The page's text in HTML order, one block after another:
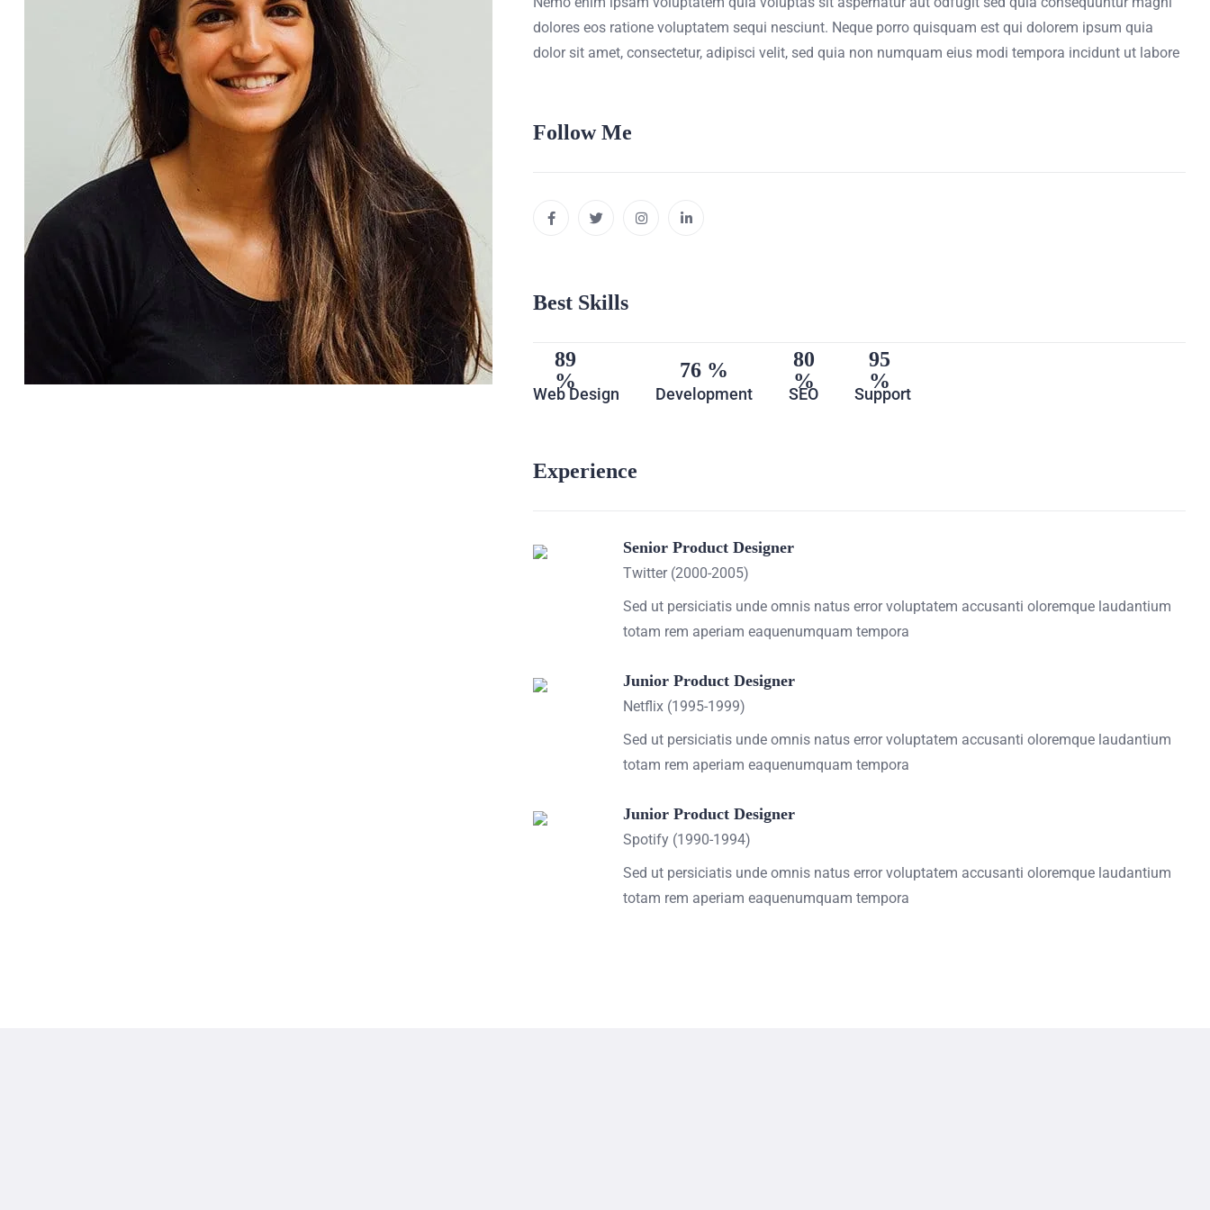
dolores eos ratione voluptatem sequi nesciunt. Neque porro quisquam est qui dolorem ipsum quia
dolor sit amet, consectetur, adipisci velit, sed quia non numquam eius modi tempora incidunt ut labore
Follow Me
Best Skills
89
Web Design
76
Development
80
SEO
95
Support
Experience
Senior Product Designer
Twitter (2000-2005)
Sed ut persiciatis unde omnis natus error voluptatem accusanti oloremque laudantium
totam rem aperiam eaquenumquam tempora
Junior Product Designer
Netflix (1995-1999)
Sed ut persiciatis unde omnis natus error voluptatem accusanti oloremque laudantium
totam rem aperiam eaquenumquam tempora
Junior Product Designer
Spotify (1990-1994)
Sed ut persiciatis unde omnis natus error voluptatem accusanti oloremque laudantium
totam rem aperiam eaquenumquam tempora